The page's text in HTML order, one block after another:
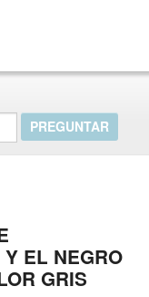
EL NEGRO
GRIS